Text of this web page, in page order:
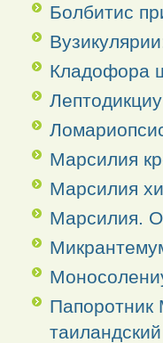
Болбитис
Кладофора
Марсилия
Марсилия
Марсилия.
Папоротник